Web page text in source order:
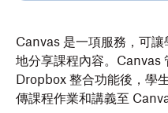
Canvas 是一項服務，可
地分享課程內容。Canvas
Dropbox 整合功能後，學
傳課程作業和講義至